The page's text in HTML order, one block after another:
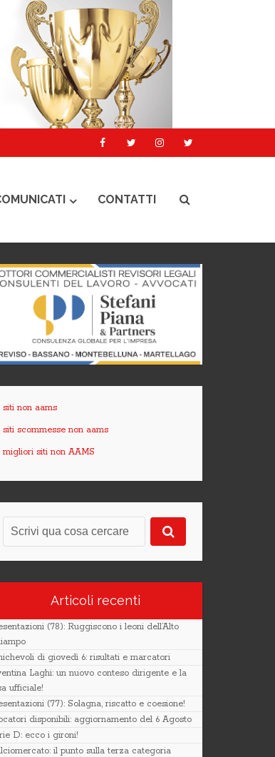
CONTATTI
siti non aams
siti scommesse non aams
migliori siti non AAMS
Articoli recenti
(78): Ruggiscono i leoni dell’Alto
di giovedì 6: risultati e marcatori
Laghi: un nuovo conteso dirigente e la
ufficiale!
(77): Solagna, riscatto e coesione!
disponibili: aggiornamento del 6 Agosto
D: ecco i gironi!
il punto sulla terza categoria